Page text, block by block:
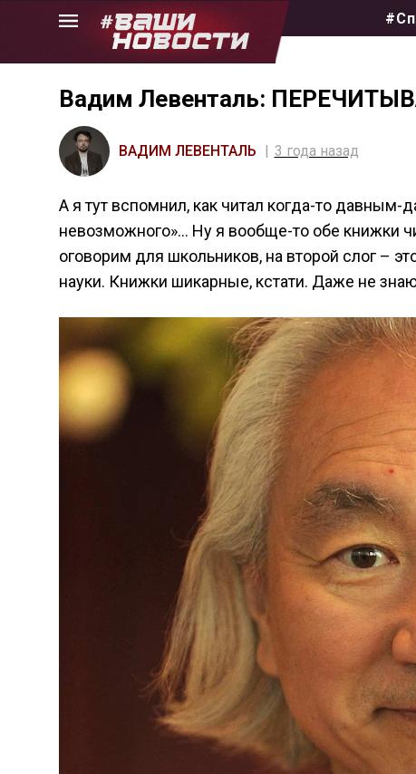
Skip
Вадим Левенталь:
ВАДИМ ЛЕВЕНТАЛЬ 3 года назад
А я тут вспомнил, как читал когда-то давным-
невозможного»… Ну я вообще-то обе книжки
оговорим для школьников, на второй слог –
науки. Книжки шикарные, кстати. Даже не